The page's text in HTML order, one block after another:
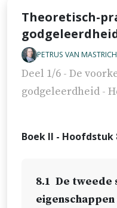
Theoretisch-
PETRUS VAN
Deel 1/6 - De
godgeleerdheid -
Boek II - Hoofdstuk
8.1 De tweede